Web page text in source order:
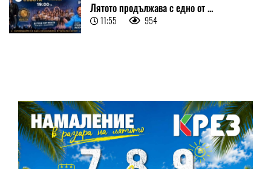
Лятото продължава с едно от ...
11:55 954